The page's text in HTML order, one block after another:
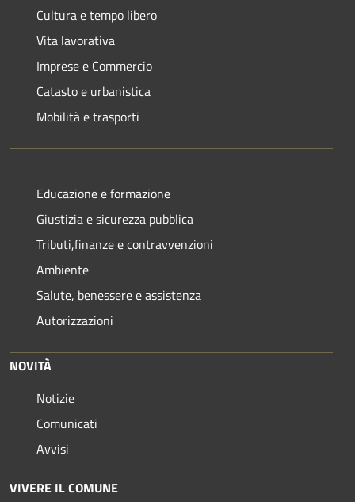
Cultura e tempo libero
Vita lavorativa
Imprese e Commercio
Catasto e urbanistica
Mobilità e trasporti
Educazione e formazione
Giustizia e sicurezza pubblica
Tributi,finanze e contravvenzioni
Ambiente
Salute, benessere e assistenza
Autorizzazioni
NOVITÀ
Notizie
Comunicati
Avvisi
VIVERE IL COMUNE